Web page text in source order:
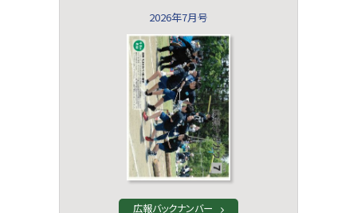
2026年7月号
広報バックナンバー